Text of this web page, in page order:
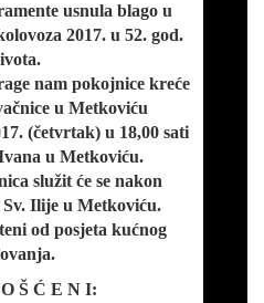
usnula blago u
2017. u 52. god.
nam pokojnice kreće
u Metkoviću
(četvrtak) u 18,00 sati
u Metkoviću.
služit će se nakon
Ilije u Metkoviću.
od posjeta kućnog
Š Ć E N I: